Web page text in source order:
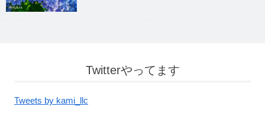
Twitterやってます
Tweets by kami_llc